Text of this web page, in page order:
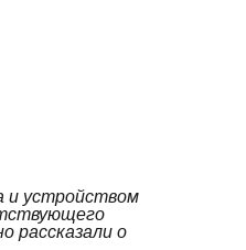
и устройством
рассказали о